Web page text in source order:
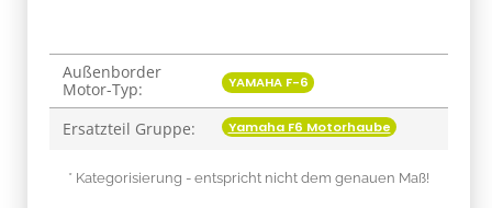
Produkteigenschaft
Wert
Außenborder
Motor-Typ:
YAMAHA F-6
Ersatzteil Gruppe: Yamaha F6 Motorhaube
* Kategorisierung - entspricht nicht dem genauen Maß!